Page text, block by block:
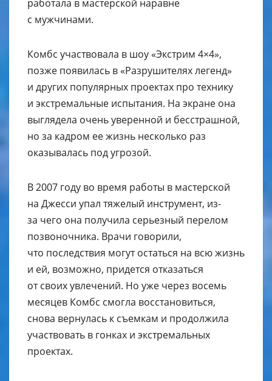
работала в мастерской наравне
с мужчинами.
Комбс участвовала в шоу «Экстрим 4×4»,
позже появилась в «Разрушителях легенд»
и других популярных проектах про технику
и экстремальные испытания. На экране она
выглядела очень уверенной и бесстрашной,
но за кадром ее жизнь несколько раз
оказывалась под угрозой.
В 2007 году во время работы в мастерской
на Джесси упал тяжелый инструмент, из-
за чего она получила серьезный перелом
позвоночника. Врачи говорили,
что последствия могут остаться на всю жизнь
и ей, возможно, придется отказаться
от своих увлечений. Но уже через восемь
месяцев Комбс смогла восстановиться,
снова вернулась к съемкам и продолжила
участвовать в гонках и экстремальных
проектах.